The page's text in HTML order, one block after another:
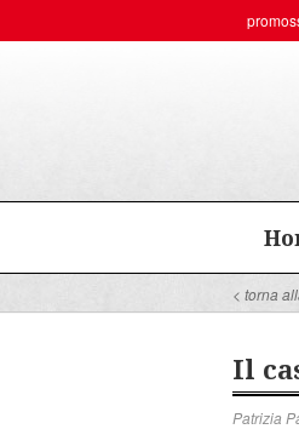
< torna
Il
Patrizia